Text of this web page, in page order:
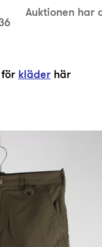
Auktionen har
kläder här